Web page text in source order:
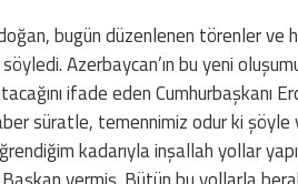
bugün düzenlenen törenler ve
Azerbaycan’ın bu yeni
ifade eden Cumhurbaşkanı
süratle, temennimiz odur ki
kadarıyla inşallah yollar